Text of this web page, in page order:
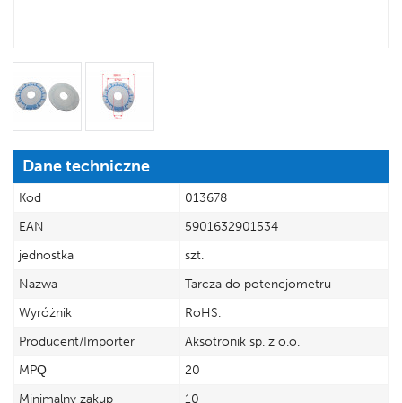
Dane techniczne
Kod
013678
EAN
5901632901534
jednostka
szt.
Nazwa
Tarcza do potencjometru
Wyróżnik
RoHS.
Producent/Importer
Aksotronik sp. z o.o.
MPQ
20
Minimalny zakup
10